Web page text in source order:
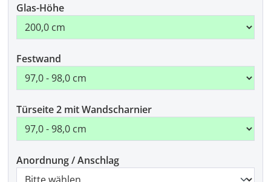
Glas-Höhe
Festwand
Türseite 2 mit Wandscharnier
Anordnung / Anschlag